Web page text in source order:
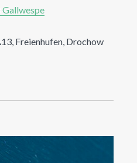
Gallwespe
Freienhufen, Drochow